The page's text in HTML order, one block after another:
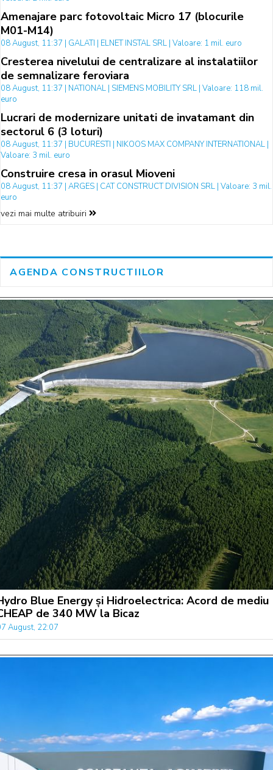
Amenajare parc fotovoltaic Micro 17 (blocurile
M01-M14)
08 August, 11:37 | GALATI | ELNET INSTAL SRL | Valoare: 1 mil. euro
Cresterea nivelului de centralizare al instalatiilor
de semnalizare feroviara
08 August, 11:37 | NATIONAL | SIEMENS MOBILITY SRL | Valoare: 118 mil.
euro
Lucrari de modernizare unitati de invatamant din
sectorul 6 (3 loturi)
08 August, 11:37 | BUCURESTI | NIKOOS MAX COMPANY INTERNATIONAL |
Valoare: 3 mil. euro
Construire cresa in orasul Mioveni
08 August, 11:37 | ARGES | CAT CONSTRUCT DIVISION SRL | Valoare: 3 mil.
euro
vezi mai multe atribuiri
AGENDA CONSTRUCTIILOR
Blue Energy și Hidroelectrica: Acord de mediu
de 340 MW la Bicaz
August, 22:07